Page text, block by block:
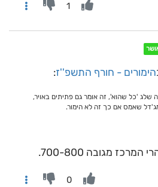
1
הימורים - חורף התשפ''ז:
שלג 'כל שהוא', זה אומר גם פתיתים באויר,
שאמס אם כך זה לא הימור.
מגובה 700-800.
0